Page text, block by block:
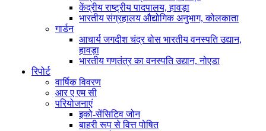
केंद्रीय राष्ट्रीय पादपालय, हावड़ा
भारतीय संग्रहालय औद्योगिक अनुभाग, कोलकाता
गार्डन
आचार्य जगदीश चंद्र बोस भारतीय वनस्पति उद्यान,
हावड़ा
भारतीय गणतंत्र का वनस्पति उद्यान, नोएडा
रिपोर्ट
वार्षिक विवरण
आर ए एम सी
परियोजनाएं
इको-सेंसिटिव जोन
बाहरी रूप से वित्त पोषित